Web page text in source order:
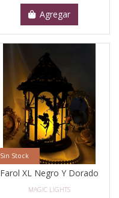
Agregar
Sin Stock
Farol XL Negro Y Dorado
MAGIC LIGHTS